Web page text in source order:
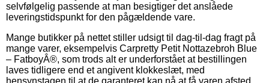
selvfølgelig passende at man besigtiger det anslåede
leveringstidspunkt for den pågældende vare.
Mange butikker på nettet stiller udsigt til dag-til-dag fragt på
mange varer, eksempelvis Carpretty Petit Nottazebroh Blue
– FatboyÂ®, som trods alt er underforstået at bestillingen
laves tidligere end et angivent klokkeslæt, med
hensynstagen til at de garanteret kan nå at få varen afsted